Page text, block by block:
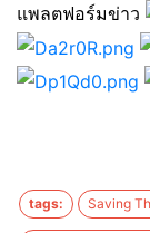
แพลตฟอร์มข่าว
tags: Saving